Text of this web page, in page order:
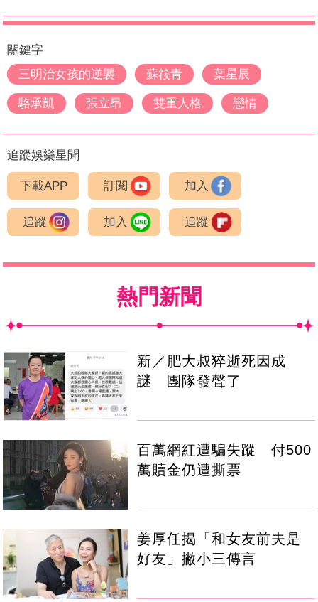
關鍵字
三明治女孩的逆襲
蘇筱青 葉星辰
駱承凱 張立昂 雙重人格 戀情
追蹤娛樂星聞
下載APP 訂閱 加入
追蹤 加入 追蹤
熱門新聞
新／肥大叔猝逝死因成
謎 團隊發聲了
百萬網紅遭騙失蹤 付500
萬贖金仍遭撕票
姜厚任揭「和女友前夫是
好友」撇小三傳言